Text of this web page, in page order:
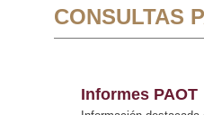
CONSULTAS
Informes PAOT